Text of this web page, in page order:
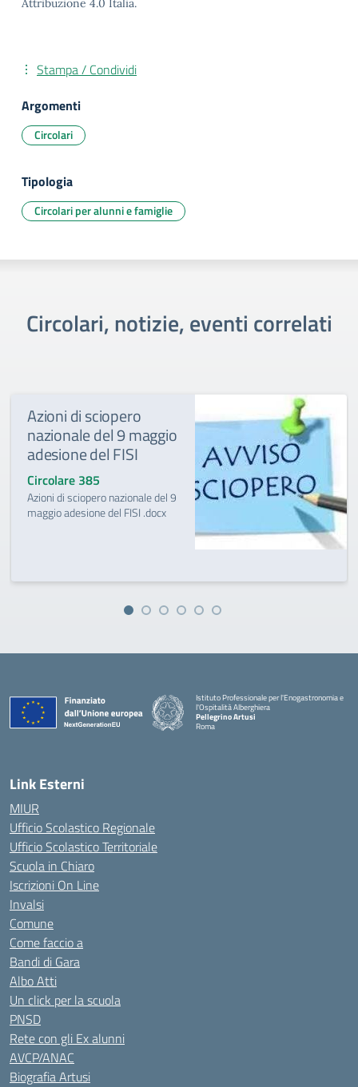
Attribuzione 4.0 Italia.
Stampa / Condividi
Argomenti
Circolari
Tipologia
Circolari per alunni e famiglie
Circolari, notizie, eventi correlati
Azioni di sciopero
nazionale del 9 maggio
adesione del FISI
Circolare 385
Azioni di sciopero nazionale del 9
maggio adesione del FISI .docx
Istituto Professionale per l'Enogastronomia e
l'Ospitalità Alberghiera
Pellegrino Artusi
Roma
Link Esterni
MIUR
Ufficio Scolastico Regionale
Ufficio Scolastico Territoriale
Scuola in Chiaro
Iscrizioni On Line
Invalsi
Comune
Come faccio a
Bandi di Gara
Albo Atti
Un click per la scuola
PNSD
Rete con gli Ex alunni
AVCP/ANAC
Biografia Artusi